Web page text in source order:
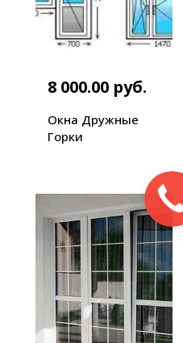
8 000.00 руб.
Окна Дружные
Горки